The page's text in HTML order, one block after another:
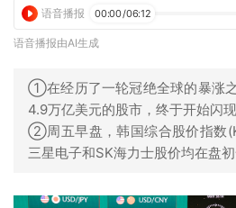
语音播报 00:00/06:12
语音播报由AI生成
①在经历了一轮冠绝全球的暴涨
4.9万亿美元的股市，终于开始闪
②周五早盘，韩国综合股价指数
三星电子和SK海力士股价均在盘初